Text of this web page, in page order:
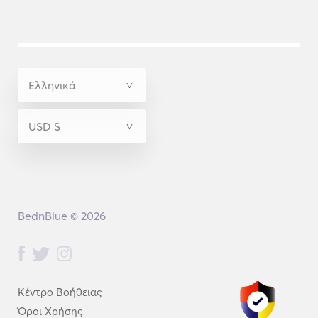
Κέντρο Βοήθειας
Όροι Χρήσης
BednBlue © 2026